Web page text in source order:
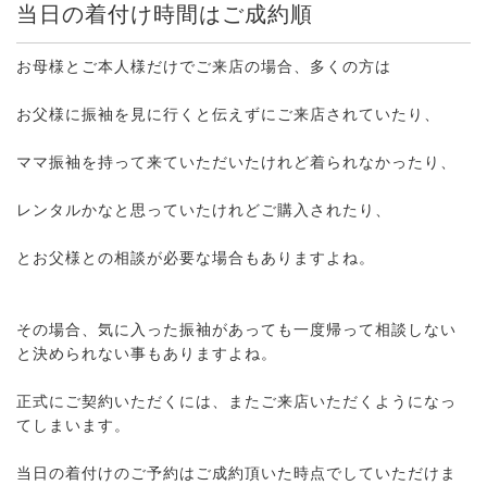
当日の着付け時間はご成約順
お母様とご本人様だけでご来店の場合、多くの方は
お父様に振袖を見に行くと伝えずにご来店されていたり、
ママ振袖を持って来ていただいたけれど着られなかったり、
レンタルかなと思っていたけれどご購入されたり、
とお父様との相談が必要な場合もありますよね。
その場合、気に入った振袖があっても一度帰って相談しない
と決められない事もありますよね。
正式にご契約いただくには、またご来店いただくようになっ
てしまいます。
当日の着付けのご予約はご成約頂いた時点でしていただけま